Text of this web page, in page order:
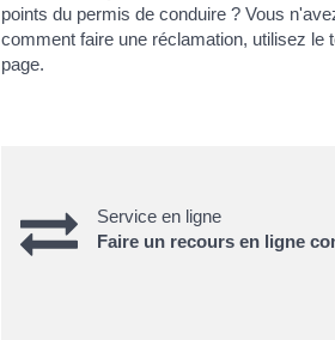
points du permis de conduire ? Vous
comment faire une réclamation, utilisez
page.
Service en ligne
Faire un recours en ligne